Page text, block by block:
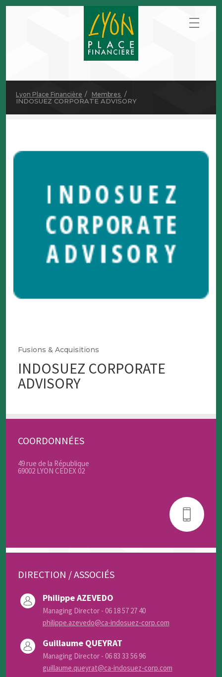
Lyon Place Financière Membres
INDOSUEZ CORPORATE ADVISORY
Fusions & Acquisitions
INDOSUEZ CORPORATE
ADVISORY
COORDONNÉES
49 rue de la République
69002 LYON CEDEX 02
DIRECTION / ASSOCIÉS
Philippe AZEVEDO
Managing Director - 06 18 57 27 40
philippe.azevedo@ca-indosuez-corp.com
Guillaume QUEYRAT
Managing Director - 06 83 33 56 96
guillaume.queyrat@ca-indosuez-corp.com